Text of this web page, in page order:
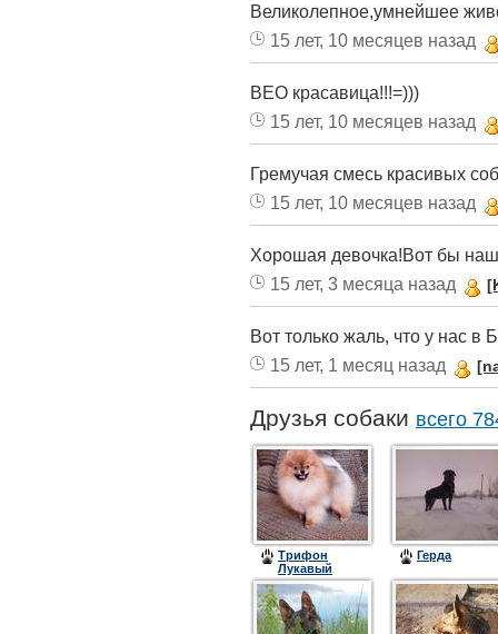
Великолепное,умнейшее
15 лет, 10 месяцев назад
ВЕО красавица!!!=)))
15 лет, 10 месяцев назад
Гремучая смесь красивых
15 лет, 10 месяцев назад
Хорошая девочка!Вот бы
15 лет, 3 месяца назад
Вот только жаль, что у нас в
15 лет, 1 месяц назад
Друзья собаки всего
Трифон
Лукавый
Обольститель
Герда